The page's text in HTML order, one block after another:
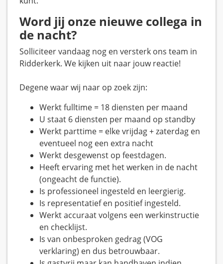
Word jij onze nieuwe collega in
de nacht?
Solliciteer vandaag nog en versterk ons team in
Ridderkerk. We kijken uit naar jouw reactie!
Degene waar wij naar op zoek zijn:
Werkt fulltime = 18 diensten per maand
U staat 6 diensten per maand op standby
Werkt parttime = elke vrijdag + zaterdag en
eventueel nog een extra nacht
Werkt desgewenst op feestdagen.
Heeft ervaring met het werken in de nacht
(ongeacht de functie).
Is professioneel ingesteld en leergierig.
Is representatief en positief ingesteld.
Werkt accuraat volgens een werkinstructie
en checklijst.
Is van onbesproken gedrag (VOG
verklaring) en dus betrouwbaar.